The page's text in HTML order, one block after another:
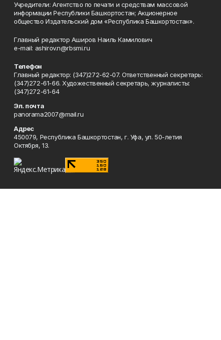
Учредители: Агентство по печати и средствам массовой
информации Республики Башкортостан; Акционерное
общество Издательский дом «Республика Башкортостан».
Главный редактор Аширов Наиль Камилович
e-mail: ashirov.n@rbsmi.ru
Телефон
Главный редактор: (347)272-62-07. Ответственный секретарь:
(347)272-61-66. Художественный секретарь, журналисты:
(347)272-61-64
Эл. почта
panorama2007@mail.ru
Адрес
450079, Республика Башкортостан, г. Уфа, ул. 50-летия
Октября, 13.